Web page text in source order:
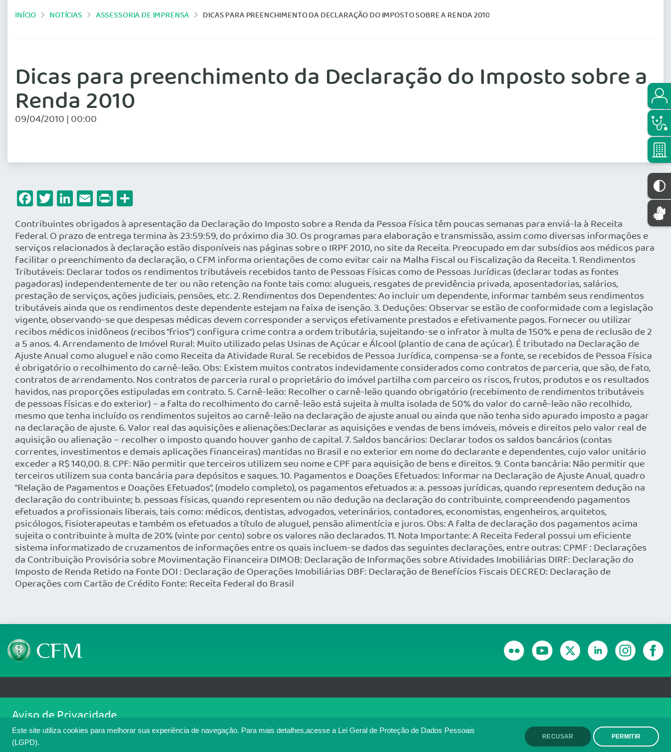
Este site utiliza cookies para melhorar sua experiência de navegação. Para mais detalhes,acesse a Lei Geral de Proteção de Dados Pessoais
(LGPD).
RECUSAR PERMITIR
INÍCIO NOTÍCIAS ASSESSORIA DE IMPRENSA DICAS PARA PREENCHIMENTO DA DECLARAÇÃO DO IMPOSTO SOBRE A RENDA 2010
Dicas para preenchimento da Declaração do Imposto sobre a
Renda 2010
09/04/2010 | 00:00
Facebook
Twitter
LinkedIn
Email
Print
Contribuintes obrigados à apresentação da Declaração do Imposto sobre a Renda da Pessoa Física têm poucas semanas para enviá-la à Receita
Federal. O prazo de entrega termina às 23:59:59, do próximo dia 30. Os programas para elaboração e transmissão, assim como diversas informações e
serviços relacionados à declaração estão disponíveis nas páginas sobre o IRPF 2010, no site da Receita. Preocupado em dar subsídios aos médicos para
facilitar o preenchimento da declaração, o CFM informa orientações de como evitar cair na Malha Fiscal ou Fiscalização da Receita. 1. Rendimentos
Tributáveis: Declarar todos os rendimentos tributáveis recebidos tanto de Pessoas Físicas como de Pessoas Jurídicas (declarar todas as fontes
pagadoras) independentemente de ter ou não retenção na fonte tais como: alugueis, resgates de previdência privada, aposentadorias, salários,
prestação de serviços, ações judiciais, pensões, etc. 2. Rendimentos dos Dependentes: Ao incluir um dependente, informar também seus rendimentos
tributáveis ainda que os rendimentos deste dependente estejam na faixa de isenção. 3. Deduções: Observar se estão de conformidade com a legislação
vigente, observando-se que despesas médicas devem corresponder a serviços efetivamente prestados e efetivamente pagos. Fornecer ou utilizar
recibos médicos inidôneos (recibos “frios”) configura crime contra a ordem tributária, sujeitando-se o infrator à multa de 150% e pena de reclusão de 2
a 5 anos. 4. Arrendamento de Imóvel Rural: Muito utilizado pelas Usinas de Açúcar e Álcool (plantio de cana de açúcar). É tributado na Declaração de
Ajuste Anual como aluguel e não como Receita da Atividade Rural. Se recebidos de Pessoa Jurídica, compensa-se a fonte, se recebidos de Pessoa Física
é obrigatório o recolhimento do carnê-leão. Obs: Existem muitos contratos indevidamente considerados como contratos de parceria, que são, de fato,
contratos de arrendamento. Nos contratos de parceria rural o proprietário do imóvel partilha com parceiro os riscos, frutos, produtos e os resultados
havidos, nas proporções estipuladas em contrato. 5. Carnê-leão: Recolher o carnê-leão quando obrigatório (recebimento de rendimentos tributáveis
de pessoas físicas e do exterior) – a falta do recolhimento do carnê-leão está sujeita à multa isolada de 50% do valor do carnê-leão não recolhido,
mesmo que tenha incluído os rendimentos sujeitos ao carnê-leão na declaração de ajuste anual ou ainda que não tenha sido apurado imposto a pagar
na declaração de ajuste. 6. Valor real das aquisições e alienações:Declarar as aquisições e vendas de bens imóveis, móveis e direitos pelo valor real de
aquisição ou alienação – recolher o imposto quando houver ganho de capital. 7. Saldos bancários: Declarar todos os saldos bancários (contas
correntes, investimentos e demais aplicações financeiras) mantidas no Brasil e no exterior em nome do declarante e dependentes, cujo valor unitário
exceder a R$ 140,00. 8. CPF: Não permitir que terceiros utilizem seu nome e CPF para aquisição de bens e direitos. 9. Conta bancária: Não permitir que
terceiros utilizem sua conta bancária para depósitos e saques. 10. Pagamentos e Doações Efetuados: Informar na Declaração de Ajuste Anual, quadro
“Relação de Pagamentos e Doações Efetuados”, (modelo completo), os pagamentos efetuados a: a. pessoas jurídicas, quando representem dedução na
declaração do contribuinte; b. pessoas físicas, quando representem ou não dedução na declaração do contribuinte, compreendendo pagamentos
efetuados a profissionais liberais, tais como: médicos, dentistas, advogados, veterinários, contadores, economistas, engenheiros, arquitetos,
psicólogos, fisioterapeutas e também os efetuados a título de aluguel, pensão alimentícia e juros. Obs: A falta de declaração dos pagamentos acima
sujeita o contribuinte à multa de 20% (vinte por cento) sobre os valores não declarados. 11. Nota Importante: A Receita Federal possui um eficiente
sistema informatizado de cruzamentos de informações entre os quais incluem-se dados das seguintes declarações, entre outras: CPMF : Declarações
da Contribuição Provisória sobre Movimentação Financeira DIMOB: Declaração de Informações sobre Atividades Imobiliárias DIRF: Declaração do
Imposto de Renda Retido na Fonte DOI : Declaração de Operações Imobiliárias DBF: Declaração de Benefícios Fiscais DECRED: Declaração de
Operações com Cartão de Crédito Fonte: Receita Federal do Brasil
SGAS 616, Conjunto D, Lote 115, L2 Sul, Brasília/DF - CEP: 70200-760 - CNPJ: 33.583.550/0001-30
Copyright 2026 CFM. Todos os direitos reservados.
Aviso de Privacidade
Nós usamos cookies para melhorar sua experiência de navegação no portal. Ao utilizar o Portal Médico, você concorda com a política de monitoramento de
cookies. Para ter mais informações sobre como isso é feito, acesse
. Se você concorda, clique em ACEITO. ACEITO